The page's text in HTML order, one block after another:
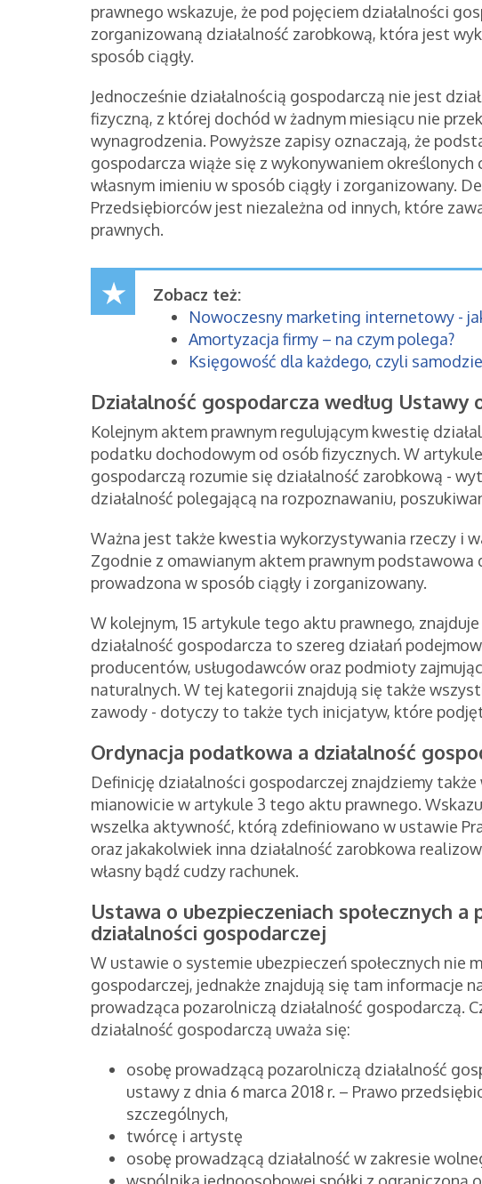
prawnego wskazuje, że pod pojęciem działalności
zorganizowaną działalność zarobkową, która jest
sposób ciągły.
Jednocześnie działalnością gospodarczą nie jest
fizyczną, z której dochód w żadnym miesiącu nie
wynagrodzenia. Powyższe zapisy oznaczają, że
gospodarcza wiąże się z wykonywaniem
własnym imieniu w sposób ciągły i zorganizowany.
Przedsiębiorców jest niezależna od innych, które
prawnych.
Zobacz też:
Nowoczesny marketing internetowy -
Amortyzacja firmy – na czym polega?
Księgowość dla każdego, czyli
Działalność gospodarcza według
Kolejnym aktem prawnym regulującym kwestię
podatku dochodowym od osób fizycznych. W
gospodarczą rozumie się działalność zarobkową -
działalność polegającą na rozpoznawaniu,
Ważna jest także kwestia wykorzystywania rzeczy i
Zgodnie z omawianym aktem prawnym podstawowa
prowadzona w sposób ciągły i zorganizowany.
W kolejnym, 15 artykule tego aktu prawnego,
działalność gospodarcza to szereg działań
producentów, usługodawców oraz podmioty
naturalnych. W tej kategorii znajdują się także
zawody - dotyczy to także tych inicjatyw, które
Ordynacja podatkowa a działalność
Definicję działalności gospodarczej znajdziemy
mianowicie w artykule 3 tego aktu prawnego.
wszelka aktywność, którą zdefiniowano w ustawie
oraz jakakolwiek inna działalność zarobkowa
własny bądź cudzy rachunek.
Ustawa o ubezpieczeniach społecznych
działalności gospodarczej
W ustawie o systemie ubezpieczeń społecznych nie
gospodarczej, jednakże znajdują się tam informacje
prowadząca pozarolniczą działalność gospodarczą.
działalność gospodarczą uważa się:
osobę prowadzącą pozarolniczą działalność
ustawy z dnia 6 marca 2018 r. – Prawo
szczególnych,
twórcę i artystę
osobę prowadzącą działalność w zakresie